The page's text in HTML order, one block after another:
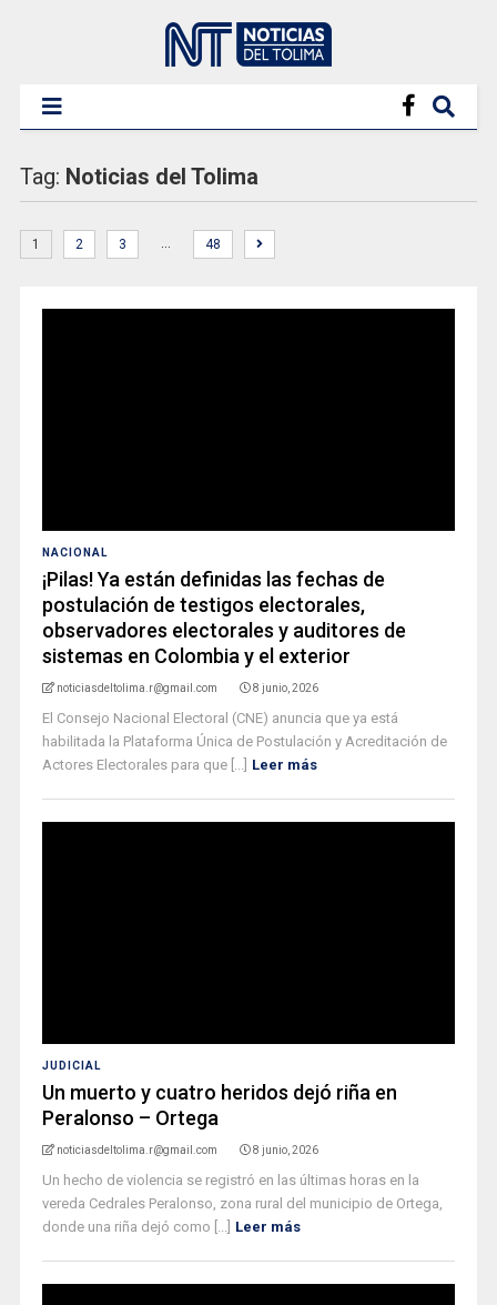
Tag: Noticias del Tolima
1 2 3 … 48
NACIONAL
¡Pilas! Ya están definidas las fechas de
postulación de testigos electorales,
observadores electorales y auditores de
sistemas en Colombia y el exterior
noticiasdeltolima.r@gmail.com 8 junio, 2026
El Consejo Nacional Electoral (CNE) anuncia que ya está
habilitada la Plataforma Única de Postulación y Acreditación de
Actores Electorales para que [...] Leer más
JUDICIAL
Un muerto y cuatro heridos dejó riña en
Peralonso – Ortega
noticiasdeltolima.r@gmail.com 8 junio, 2026
Un hecho de violencia se registró en las últimas horas en la
vereda Cedrales Peralonso, zona rural del municipio de Ortega,
donde una riña dejó como [...] Leer más